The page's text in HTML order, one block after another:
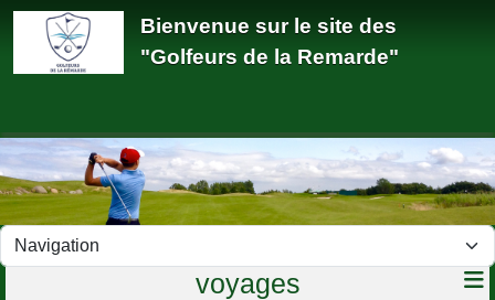
Bienvenue sur le site des
"Golfeurs de la Remarde"
voyages
Panneau de gestion des cookies